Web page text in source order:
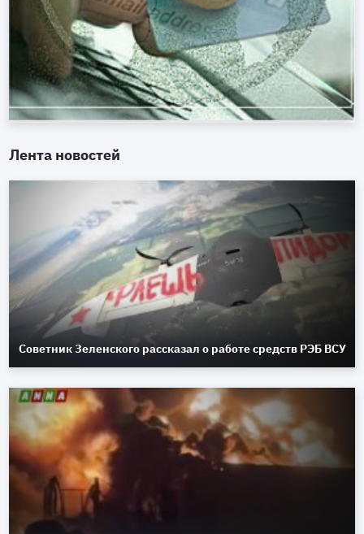
Лента новостей
Советник Зеленского рассказал о работе средств РЭБ ВСУ